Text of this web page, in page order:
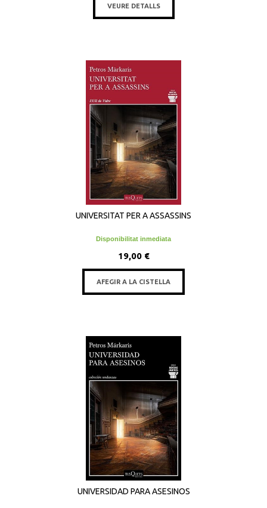
VEURE DETALLS
UNIVERSITAT PER A ASSASSINS
Disponibilitat inmediata
19,00 €
AFEGIR A LA CISTELLA
UNIVERSIDAD PARA ASESINOS